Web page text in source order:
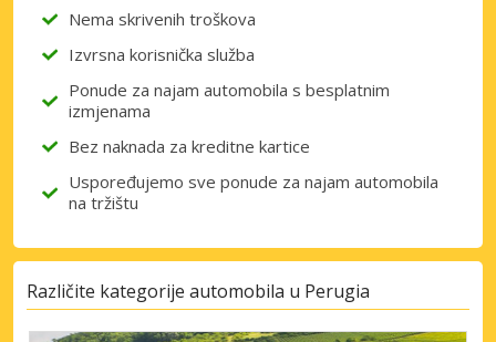
Nema skrivenih troškova
Izvrsna korisnička služba
Ponude za najam automobila s besplatnim
izmjenama
Bez naknada za kreditne kartice
Uspoređujemo sve ponude za najam automobila
na tržištu
Različite kategorije automobila u Perugia